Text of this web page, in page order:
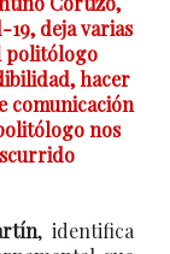
deja varias
politólogo
hacer
comunicación
nos
, identifica